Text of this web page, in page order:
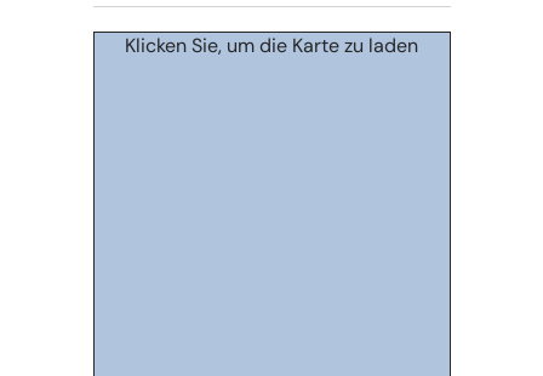
Klicken Sie, um die Karte zu laden